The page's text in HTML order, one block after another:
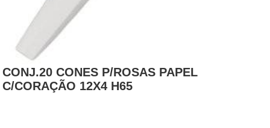
CONJ.20 CONES P/ROSAS PAPEL
C/CORAÇÃO 12X4 H65